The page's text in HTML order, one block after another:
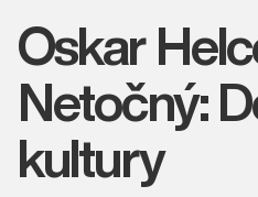
Oskar
Netočný:
kultury